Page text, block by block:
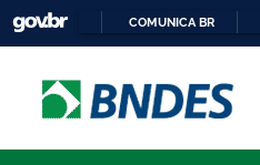
COMUNICA BR